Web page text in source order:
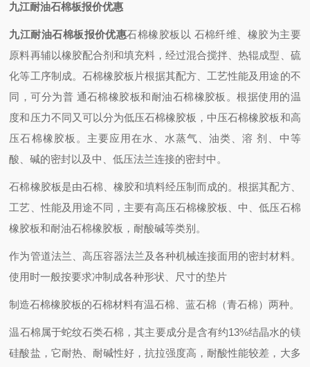
九江耐油石棉板报价优惠
九江耐油石棉板报价优惠石棉橡胶板以 石棉纤维、橡胶为主要
原料再辅以橡胶配合剂和填充料，经过混合搅拌、热辊成型、硫
化等工序制成。石棉橡胶板片根据其配方、工艺性能及用途的不
同，可分为普 通石棉橡胶板和耐油石棉橡胶板。根据使用的温
度和压力不同又可以分为低压石棉橡胶板，中压石棉橡胶板和高
压石棉橡胶板。主要应用在水、水蒸气、油类、溶 剂、中等
酸、碱的密封以及中、低压法兰连接的密封中。
石棉橡胶板是由石棉、橡胶和填料经压制而成的。根据其配方、
工艺、性能及用途不同，主要有高压石棉橡胶板、中、低压石棉
橡胶板和耐油石棉橡胶板，耐酸碱等类别。
作为管道法兰、高压容器法兰及各种机械连接面用的密封材料。
使用时一般按要求冲制成各种形状、尺寸的垫片
制造石棉橡胶板的石棉材料有温石棉、蓝石棉（青石棉）两种。
温石棉属于蛇纹石类石棉，其主要成分是含有约13%结晶水的镁
硅酸盐，它耐热、耐碱性好，抗拉强度高，耐酸性能较差，大多